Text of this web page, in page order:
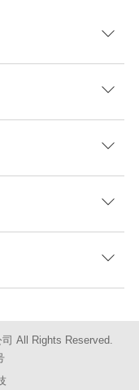
All Rights Reserved.